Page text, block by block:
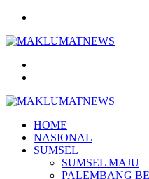
HOME
NASIONAL
SUMSEL
SUMSEL MAJU
PALEMBANG